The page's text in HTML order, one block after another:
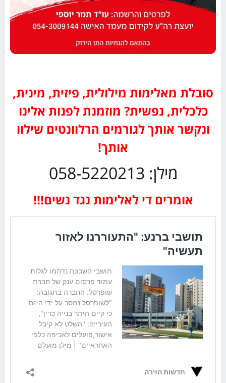
סובלת מאלימות מילולית, פיזית, מינית,
כלכלית, נפשית? מוזמנת לפנות אלינו
ונקשר אותך לגורמים הרלוונטים שילוו
אותך!
מילן: 058-5220213
אומרים די לאלימות נגד נשים!!!